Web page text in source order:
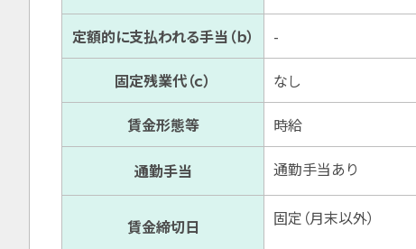
定額的に支払われる手当（ｂ） -
固定残業代（ｃ） なし
賃金形態等 時給
通勤手当 通勤手当あり
賃金締切日 固定（月末以外）